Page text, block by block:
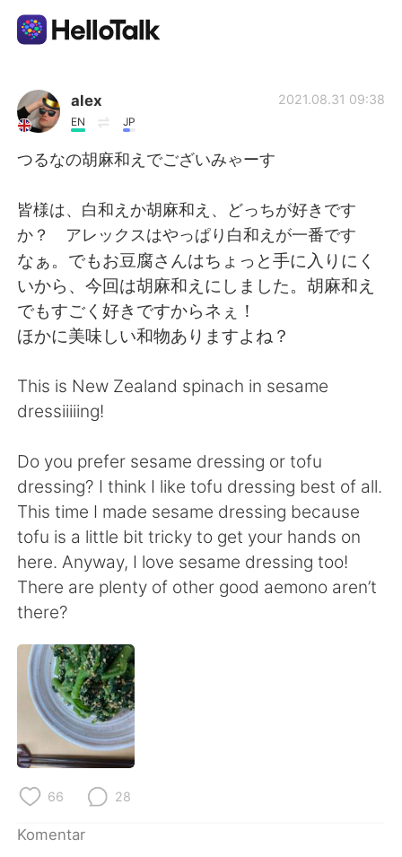
Aplikasi Pertukaran Bahasa
AI Grammar Checker
English 简体中文
繁體中文 Español
Deutsch
Русский
ไทย Italiano
Türkçe Tiếng Việt
Português
alex
EN JP
2021.08.31 09:38
つるなの胡麻和えでございみゃーす
皆様は、白和えか胡麻和え、どっちが好きです
か？ アレックスはやっぱり白和えが一番です
なぁ。でもお豆腐さんはちょっと手に入りにく
いから、今回は胡麻和えにしました。胡麻和え
でもすごく好きですからネぇ！
ほかに美味しい和物ありますよね？
This is New Zealand spinach in sesame
dressiiiiing!
Do you prefer sesame dressing or tofu
dressing? I think I like tofu dressing best of all.
This time I made sesame dressing because
tofu is a little bit tricky to get your hands on
here. Anyway, I love sesame dressing too!
There are plenty of other good aemono aren’t
there?
66 28
Komentar